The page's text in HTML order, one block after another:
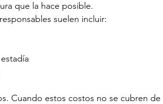
que la hace posible.
suelen incluir:
Cuando estos costos no se cubren de